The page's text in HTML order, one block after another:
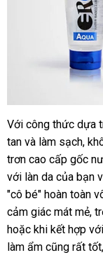
Với công thức dựa
tan và làm sạch,
trơn cao cấp gốc
với làn da của bạn
"cô bé" hoàn toàn
cảm giác mát mẻ,
hoặc khi kết hợp
làm ẩm cũng rất